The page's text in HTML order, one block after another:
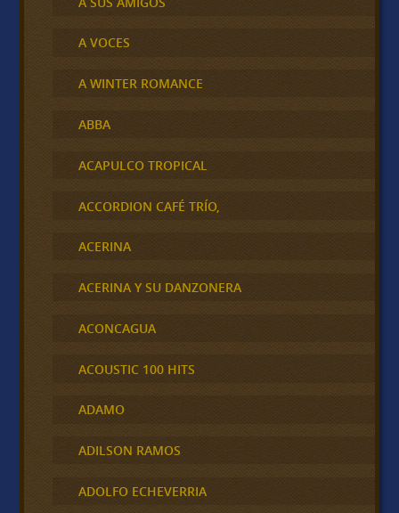
A VOCES
A WINTER ROMANCE
ABBA
ACAPULCO TROPICAL
ACCORDION CAFÉ TRÍO,
ACERINA
ACERINA Y SU DANZONERA
ACONCAGUA
ACOUSTIC 100 HITS
ADAMO
ADILSON RAMOS
ADOLFO ECHEVERRIA